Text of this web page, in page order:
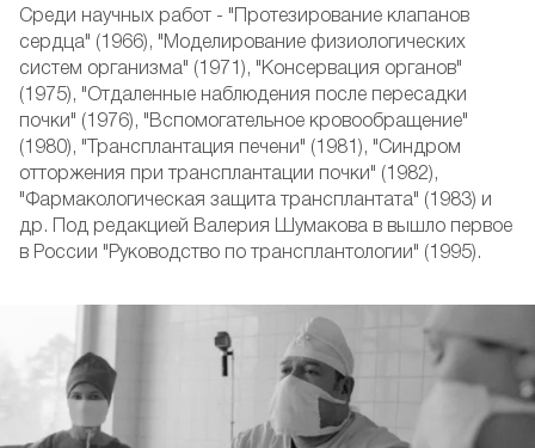
Среди научных работ - "Протезирование клапанов
сердца" (1966), "Моделирование физиологических
систем организма" (1971), "Консервация органов"
(1975), "Отдаленные наблюдения после пересадки
почки" (1976), "Вспомогательное кровообращение"
(1980), "Трансплантация печени" (1981), "Синдром
отторжения при трансплантации почки" (1982),
"Фармакологическая защита трансплантата" (1983) и
др. Под редакцией Валерия Шумакова в вышло первое
в России "Руководство по трансплантологии" (1995).